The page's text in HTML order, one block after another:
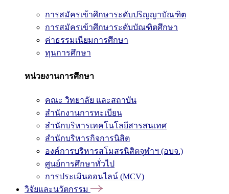
การสมัครเข้าศึกษาระดับปริญญาบัณฑิต
การสมัครเข้าศึกษาระดับบัณฑิตศึกษา
ค่าธรรมเนียมการศึกษา
ทุนการศึกษา
หน่วยงานการศึกษา
คณะ วิทยาลัย และสถาบัน
สำนักงานการทะเบียน
สำนักบริหารเทคโนโลยีสารสนเทศ
สำนักบริหารกิจการนิสิต
องค์การบริหารสโมสรนิสิตจุฬาฯ (อบจ.)
ศูนย์การศึกษาทั่วไป
การประเมินออนไลน์ (MCV)
วิจัยและนวัตกรรม